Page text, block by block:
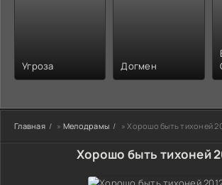
Угроза Догмен
Главная » Мелодрамы » Хорошо быть тихоней
Хорошо быть тихоней